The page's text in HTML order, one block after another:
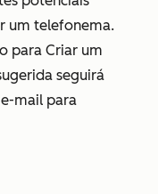
um telefonema.
para Criar um
seguirá
mail para